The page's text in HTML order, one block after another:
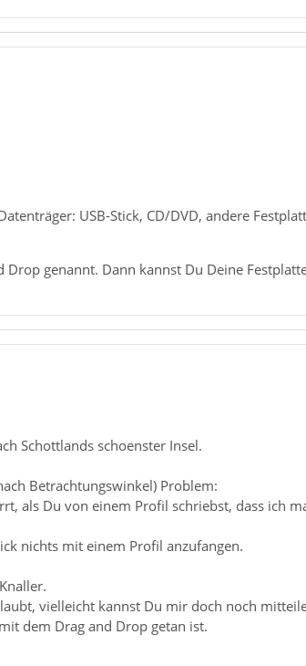
USB-Stick, CD/DVD, andere
genannt. Dann kannst Du Deine
Schottlands schoenster Insel.
Betrachtungswinkel) Problem:
als Du von einem Profil schriebst, dass ich
nichts mit einem Profil anzufangen.
vielleicht kannst Du mir doch noch
dem Drag and Drop getan ist.